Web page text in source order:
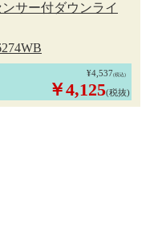
ンサー付ダウンライ
¥4,537(税込)
￥4,125(税抜)